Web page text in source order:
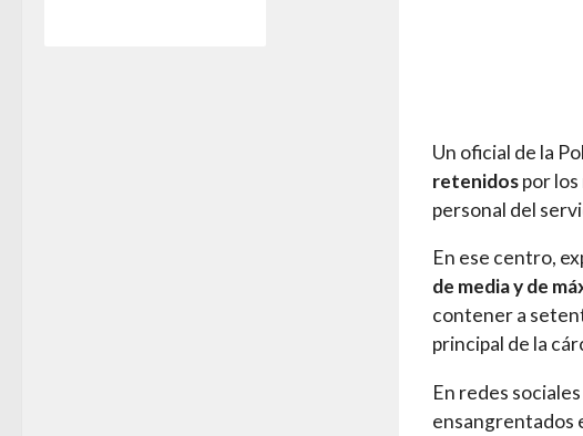
Un oficial de la
retenidospor
personal del
En ese centro,
de media y de
contener a
principal de la
En redes
ensangrentados